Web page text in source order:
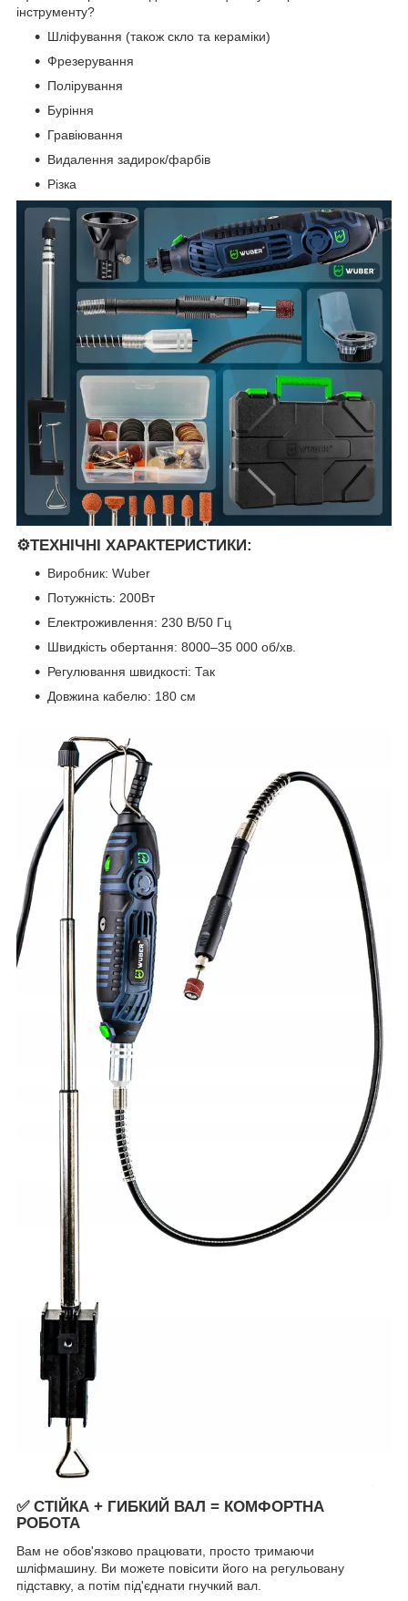
інструменту?
Шліфування (також скло та кераміки)
Фрезерування
Полірування
Буріння
Гравіювання
Видалення задирок/фарбів
Різка
⚙️ТЕХНІЧНІ ХАРАКТЕРИСТИКИ:
Виробник: Wuber
Потужність: 200Вт
Електроживлення: 230 В/50 Гц
Швидкість обертання: 8000–35 000 об/хв.
Регулювання швидкості: Так
Довжина кабелю: 180 см
✅ СТІЙКА + ГИБКИЙ ВАЛ = КОМФОРТНА
РОБОТА
Вам не обов'язково працювати, просто тримаючи
шліфмашину. Ви можете повісити його на регульовану
підставку, а потім під'єднати гнучкий вал.